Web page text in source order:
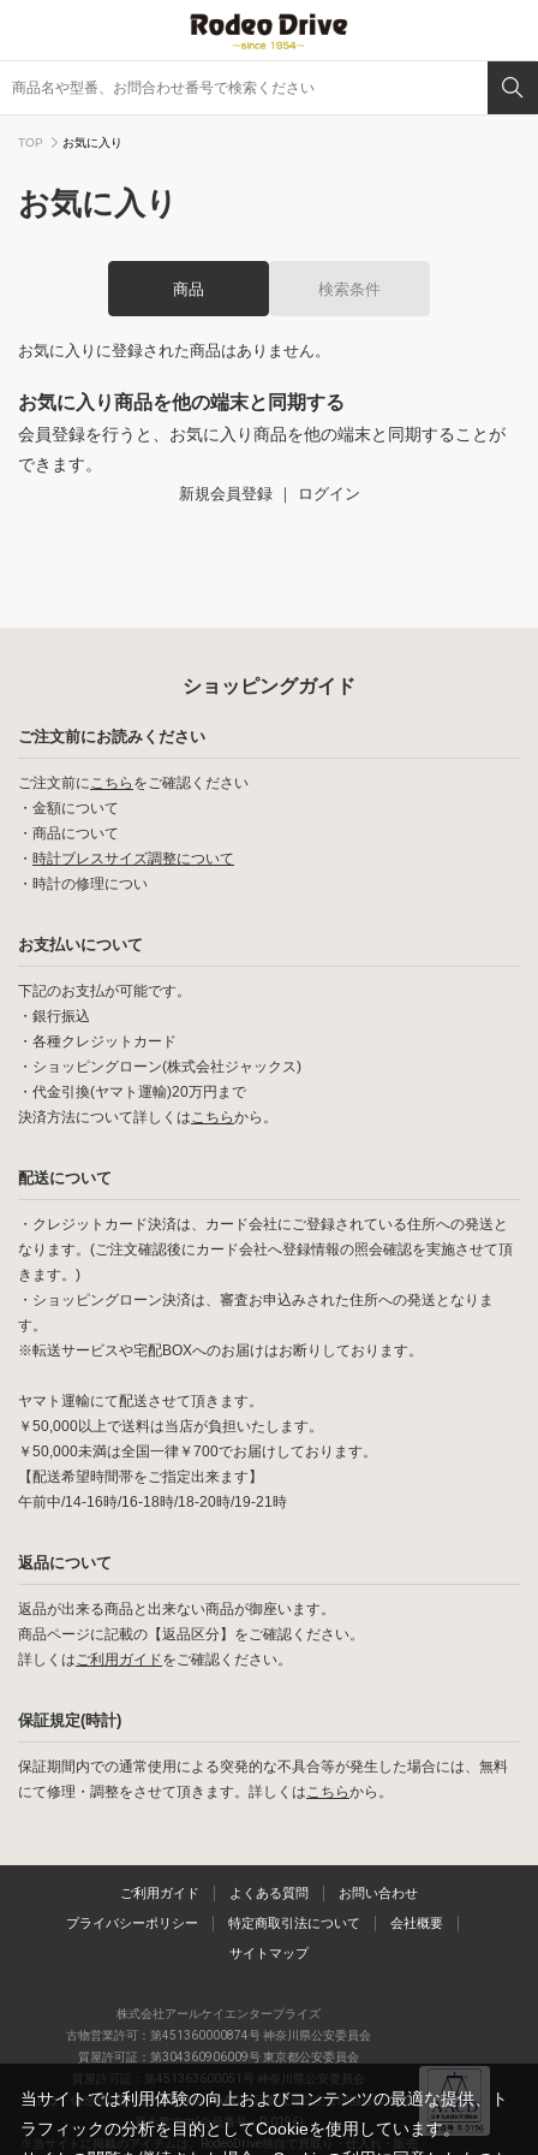
TOP お気に入り
お気に入り
商品 検索条件
お気に入りに登録された商品はありません。
お気に入り商品を他の端末と同期する
会員登録を行うと、お気に入り商品を他の端末と同期することが
できます。
新規会員登録｜ ログイン
ショッピングガイド
ご注文前にお読みください
ご注文前にこちら をご確認ください
・ 金額について
・ 商品について
・ 時計ブレスサイズ調整について
・ 時計の修理につい
お支払いについて
下記のお支払が可能です。
・銀行振込
・各種クレジットカード
・ショッピングローン(株式会社ジャックス)
・代金引換(ヤマト運輸)20万円まで
決済方法について詳しくはこちらから。
配送について
・クレジットカード決済は、カード会社にご登録されている住所への発送と
なります。(ご注文確認後にカード会社へ登録情報の照会確認を実施させて頂
きます。)
・ショッピングローン決済は、審査お申込みされた住所への発送となりま
す。
※転送サービスや宅配BOXへのお届けはお断りしております。
ヤマト運輸にて配送させて頂きます。
￥50,000以上で送料は当店が負担いたします。
￥50,000未満は全国一律￥700でお届けしております。
【配送希望時間帯をご指定出来ます】
午前中/14-16時/16-18時/18-20時/19-21時
返品について
返品が出来る商品と出来ない商品が御座います。
商品ページに記載の【返品区分】をご確認ください。
詳しくはご利用ガイドをご確認ください。
保証規定(時計)
保証期間内での通常使用による突発的な不具合等が発生した場合には、無料
にて修理・調整をさせて頂きます。詳しくはこちらから。
ご利用ガイド よくある質問 お問い合わせ
プライバシーポリシー 特定商取引法について 会社概要
サイトマップ
株式会社アールケイエンタープライズ
古物営業許可：第451360000874号 神奈川県公安委員会
質屋許可証：第304360906009号 東京都公安委員会
質屋許可証：第451363600051号 神奈川県公安委員会
当店は、偽造品の流通防止を目指すAACD(日本流通自主管理協会)の正会
員企業です(会員番号：R-0196)
※当サイトに掲載のアイテムは、RodeoDrive独自で買取り・仕入れ・販売
当サイトでは利用体験の向上およびコンテンツの最適な提供、ト
ラフィックの分析を目的としてCookieを使用しています。